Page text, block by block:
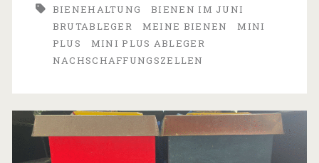
Mitte
Juni
2026
BIENEHALTUNG
BIENEN IM JUNI
BRUTABLEGER
MEINE BIENEN
MINI
PLUS
MINI PLUS ABLEGER
NACHSCHAFFUNGSZELLEN